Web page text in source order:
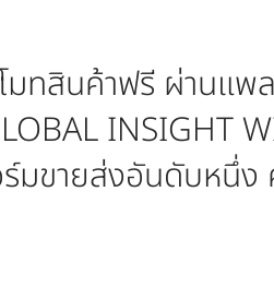
มทสินค้าฟรี ผ่านแ
INSIGHT
มขายส่งอันดับหนึ่ง